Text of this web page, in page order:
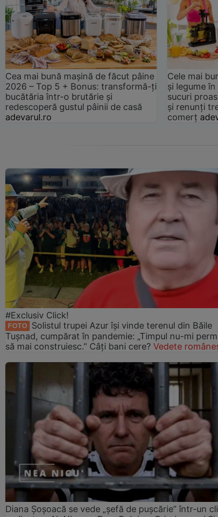
Cea mai bună mașină de făcut pâine
2026 – Top 5 + Bonus: transformă-ți
bucătăria într-o brutărie și
redescoperă gustul pâinii de casă
adevarul.ro
Cele mai
și legume
sucuri
și renunți
comerț
#Exclusiv Click!
FOTO
Solistul trupei Azur își vinde terenul din Băile
Tușnad, cumpărat în pandemie: „Timpul nu-mi
să mai construiesc.” Câți bani cere? Vedete
Diana Șoșoacă se vede „șefă de pușcărie” într-un